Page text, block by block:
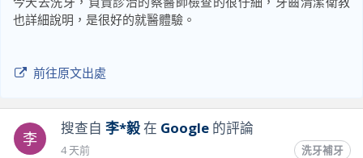
也詳細說明，是很好的就醫體驗。
前往原文出處
李
搜查自 李*毅在 Google的評論
4 天前 洗牙補牙